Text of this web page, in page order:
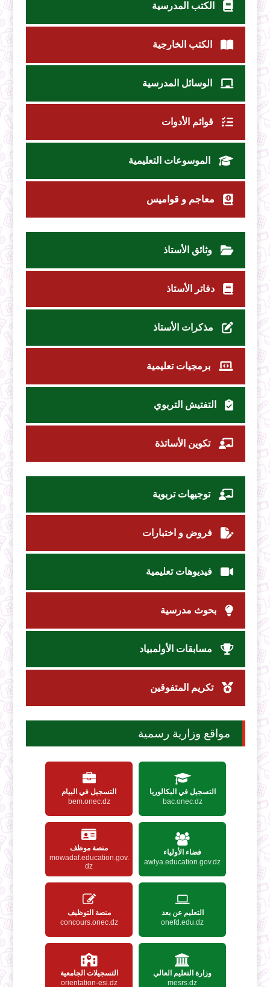
الكتب المدرسية
الكتب الخارجية
الوسائل المدرسية
قوائم الأدوات
الموسوعات التعليمية
معاجم و قواميس
وثائق الأستاذ
دفاتر الأستاذ
مذكرات الأستاذ
برمجيات تعليمية
التفتيش التربوي
تكوين الأساتذة
توجيهات تربوية
فروض و اختبارات
فيديوهات تعليمية
بحوث مدرسية
مسابقات الأولمبياد
تكريم المتفوقين
مواقع وزارية رسمية
التسجيل في البكالوريا
bac.onec.dz
التسجيل في البيام
bem.onec.dz
فضاء الأولياء
awlya.education.gov.dz
منصة موظف
mowadaf.education.gov.
dz
التعليم عن بعد
onefd.edu.dz
منصة التوظيف
concours.onec.dz
وزارة التعليم العالي
mesrs.dz
التسجيلات الجامعية
orientation-esi.dz